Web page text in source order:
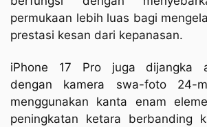
permukaan lebih luas bagi
prestasi kesan dari kepanasan.
iPhone 17 Pro juga dijangka
dengan kamera swa-foto 24-
menggunakan kanta enam
peningkatan ketara berbanding